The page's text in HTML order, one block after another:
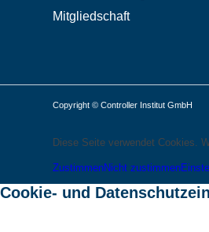
Mitgliedschaft
Copyright © Controller Institut GmbH
Diese Seite verwendet Cookies.
ZustimmenNicht zustimmen
Cookie- und